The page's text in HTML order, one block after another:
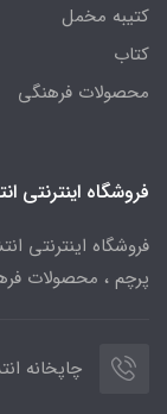
کتیبه مخمل
کتاب
محصولات فرهنگی
فروشگاه اینترنتی
فروشگاه اینترنتی
پرچم ، محصولات
چاپخانه